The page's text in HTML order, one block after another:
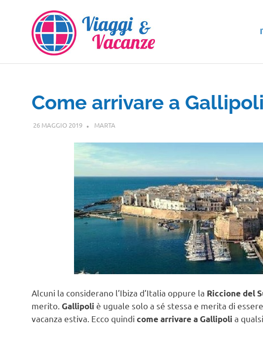
contenuto
Come arrivare a Gallipoli
26 MAGGIO 2019 MARTA
Alcuni la considerano l’Ibiza d’Italia oppure la Riccione del
merito. Gallipoli è uguale solo a sé stessa e merita di
vacanza estiva. Ecco quindi come arrivare a Gallipoli a